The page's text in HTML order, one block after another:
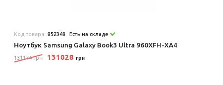
Код товара:852348 Есть на складе
Ноутбук Samsung Galaxy Book3 Ultra 960XFH-XA4
131174 грн 131028 грн